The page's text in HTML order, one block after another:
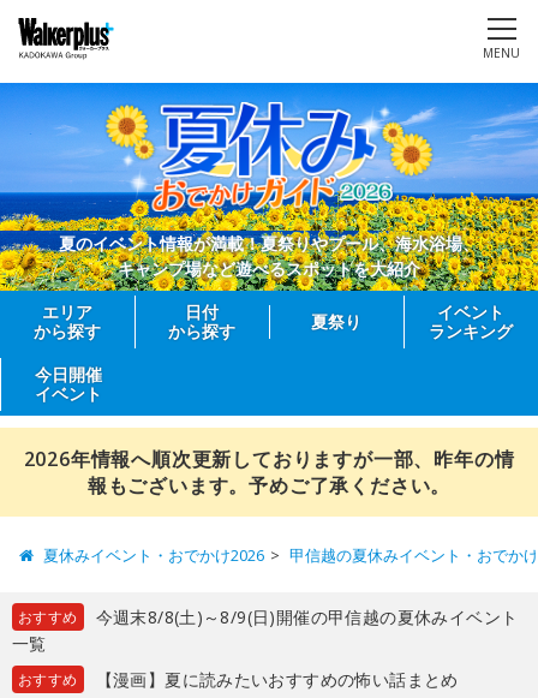
MENU
夏のイベント情報が満載！夏祭りやプール、海水浴場、
キャンプ場など遊べるスポットを大紹介
エリア
から探す
日付
から探す
夏祭り
イベント
ランキング
今日開催
イベント
2026年情報へ順次更新しておりますが一部、昨年の情
報もございます。予めご了承ください。
夏休みイベント・おでかけ2026 甲信越の夏休みイベント・おでか
おすすめ
今週末8/8(土)～8/9(日)開催の甲信越の夏休みイベント
一覧
おすすめ 【漫画】夏に読みたいおすすめの怖い話まとめ